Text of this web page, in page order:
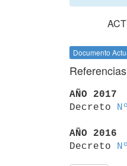
Documento
AÑO 2017
Decreto
AÑO 2016
Decreto